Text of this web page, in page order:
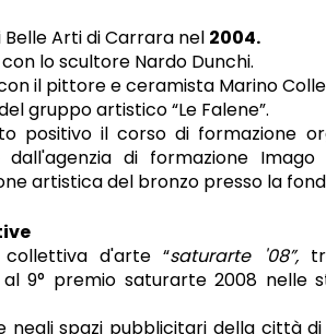
Arti di Carrara nel 2004.
con lo scultore Nardo Dunchi.
il pittore e ceramista Marino
gruppo artistico “Le Falene”.
positivo il corso di formazione
di formazione
artistica del bronzo presso la
d'arte “saturarte '08”,
9° premio saturarte 2008 nelle
negli spazi pubblicitari della città